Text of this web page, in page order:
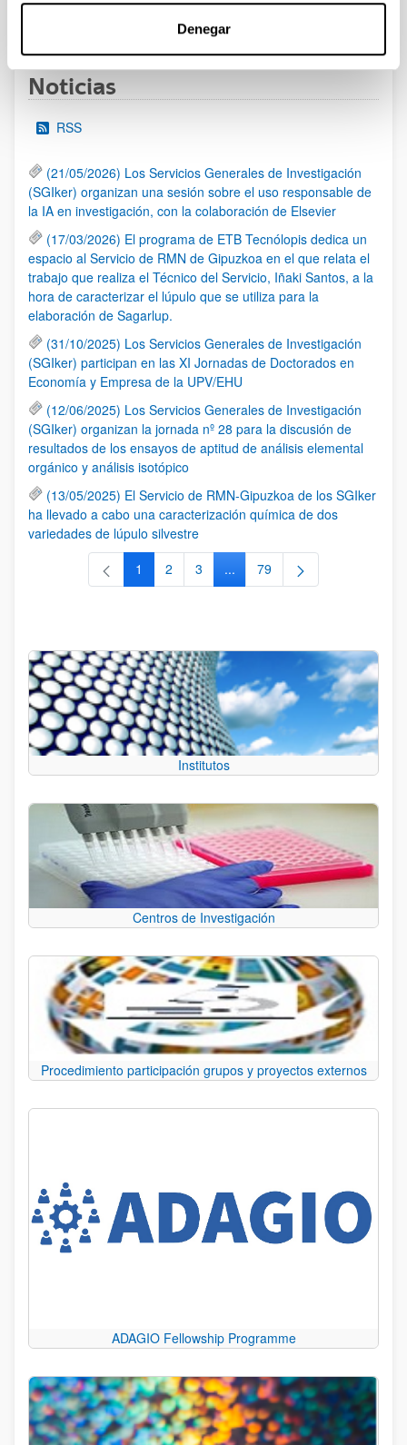
Denegar
Páginas intermedias Use TAB para desplazarse.
PáginaPágina
Noticias
RSS
(21/05/2026) Los Servicios Generales de Investigación
(SGIker) organizan una sesión sobre el uso responsable de
la IA en investigación, con la colaboración de Elsevier
(17/03/2026) El programa de ETB Tecnólopis dedica un
espacio al Servicio de RMN de Gipuzkoa en el que relata el
trabajo que realiza el Técnico del Servicio, Iñaki Santos, a la
hora de caracterizar el lúpulo que se utiliza para la
elaboración de Sagarlup.
(31/10/2025) Los Servicios Generales de Investigación
(SGIker) participan en las XI Jornadas de Doctorados en
Economía y Empresa de la UPV/EHU
(12/06/2025) Los Servicios Generales de Investigación
(SGIker) organizan la jornada nº 28 para la discusión de
resultados de los ensayos de aptitud de análisis elemental
orgánico y análisis isotópico
(13/05/2025) El Servicio de RMN-Gipuzkoa de los SGIker
ha llevado a cabo una caracterización química de dos
variedades de lúpulo silvestre
Página
1 Página
2 Página
3 ...Páginas intermedias Use TAB
Página
79
Institutos
Centros de Investigación
Procedimiento participación grupos y proyectos externos
ADAGIO Fellowship Programme